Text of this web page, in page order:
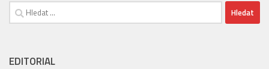
Vyhledávání
EDITORIAL